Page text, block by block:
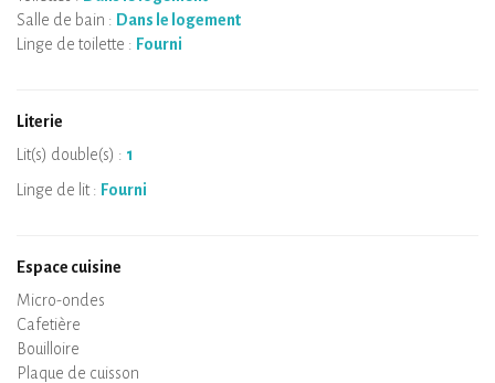
Salle de bain : Dans le logement
Linge de toilette : Fourni
Literie
Lit(s) double(s) : 1
Linge de lit : Fourni
Espace cuisine
Micro-ondes
Cafetière
Bouilloire
Plaque de cuisson